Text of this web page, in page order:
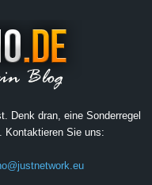
Denk dran, eine Sonderregel
Kontaktieren Sie uns: